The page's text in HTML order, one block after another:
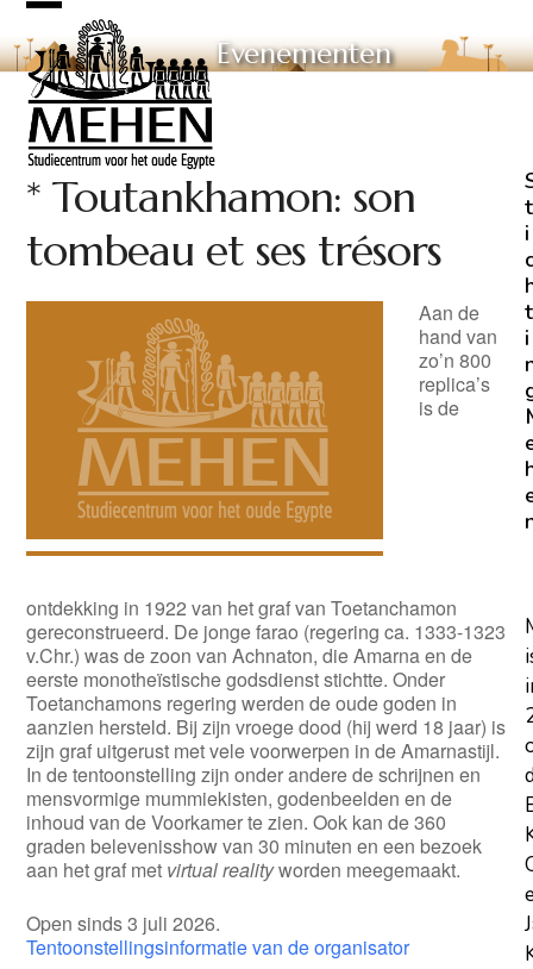
Skip
to
content
Open
mobile
menu
Close
mobile
menu
Evenementen
* Toutankhamon: son
tombeau et ses trésors
Aan de
hand van
zo’n 800
replica’s
is de
ontdekking in 1922 van het graf van Toetanchamon
gereconstrueerd. De jonge farao (regering ca. 1333-1323
v.Chr.) was de zoon van Achnaton, die Amarna en de
eerste monotheïstische godsdienst stichtte. Onder
Toetanchamons regering werden de oude goden in
aanzien hersteld. Bij zijn vroege dood (hij werd 18 jaar) is
zijn graf uitgerust met vele voorwerpen in de Amarnastijl.
In de tentoonstelling zijn onder andere de schrijnen en
mensvormige mummiekisten, godenbeelden en de
inhoud van de Voorkamer te zien. Ook kan de 360
graden belevenisshow van 30 minuten en een bezoek
aan het graf met virtual realityworden meegemaakt.
Open sinds 3 juli 2026.
Tentoonstellingsinformatie van de organisator
t
i
t
i